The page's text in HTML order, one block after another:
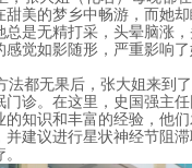
美的梦乡中畅游，而她
总是无精打采，头晕脑涨
感觉如影随形，严重影响
法都无果后，张大姐来到
门诊。在这里，史国强主
的知识和丰富的经验，他
并建议进行星状神经节阻